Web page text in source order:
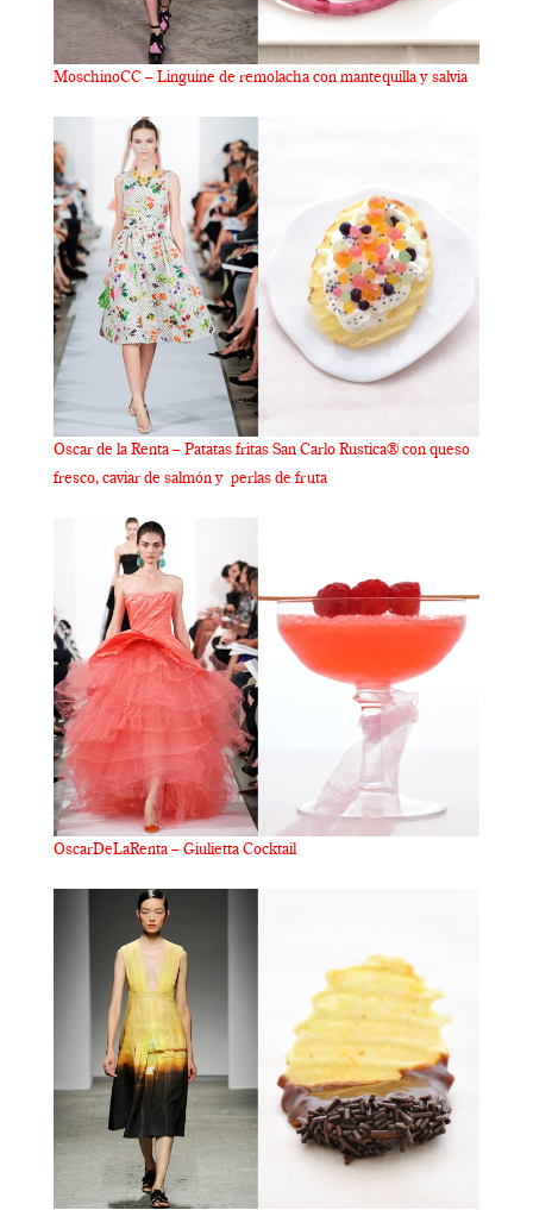
MoschinoCC – Linguine de remolacha con mantequilla y salvia
Oscar de la Renta – Patatas fritas San Carlo Rustica® con queso
fresco, caviar de salmón y perlas de fruta
OscarDeLaRenta – Giulietta Cocktail